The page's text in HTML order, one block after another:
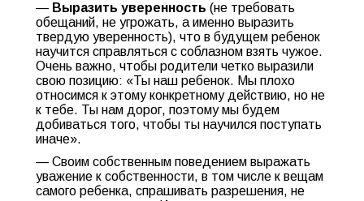
— Выразить уверенность (не требовать
обещаний, не угрожать, а именно выразить
твердую уверенность), что в будущем ребенок
научится справляться с соблазном взять чужое.
Очень важно, чтобы родители четко выразили
свою позицию: «Ты наш ребенок. Мы плохо
относимся к этому конкретному действию, но не
к тебе. Ты нам дорог, поэтому мы будем
добиваться того, чтобы ты научился поступать
иначе».
— Своим собственным поведением выражать
уважение к собственности, в том числе к вещам
самого ребенка, спрашивать разрешения, не